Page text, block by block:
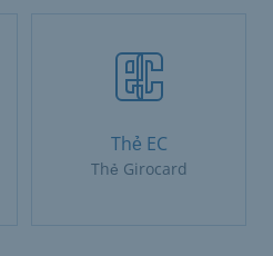
Thẻ EC
Thẻ Girocard